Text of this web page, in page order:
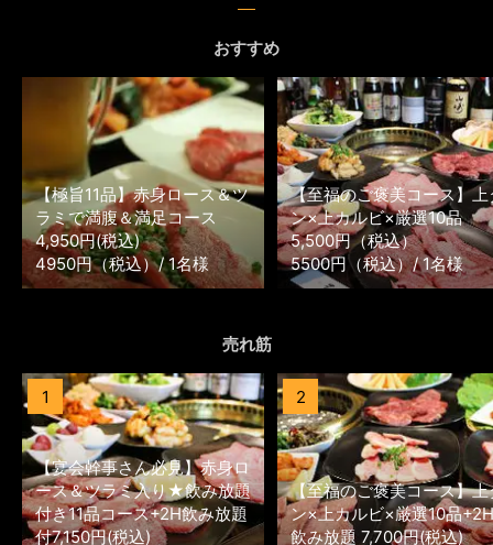
おすすめ
【極旨11品】赤身ロース＆ツ
ラミで満腹＆満足コース
4,950円(税込)
4950円（税込）/ 1名様
【至福のご褒美コース】上
ン×上カルビ×厳選10品
5,500円（税込）
5500円（税込）/ 1名様
売れ筋
1
【宴会幹事さん必見】赤身ロ
ース＆ツラミ入り★飲み放題
付き11品コース+2H飲み放題
付7,150円(税込)
2
【至福のご褒美コース】上
ン×上カルビ×厳選10品+2H
飲み放題 7,700円(税込)